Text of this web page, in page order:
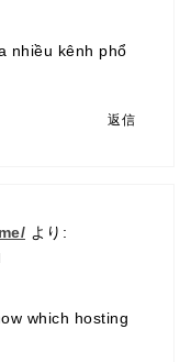
nhiều kênh phổ
返信
より:
which hosting